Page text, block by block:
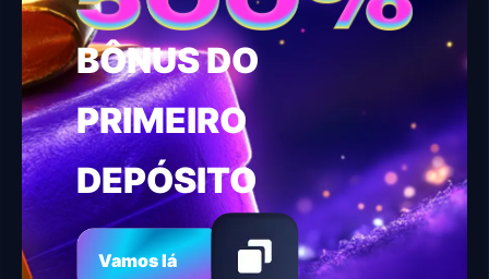
BÔNUS DO
PRIMEIRO
DEPÓSITO
Vamos lá